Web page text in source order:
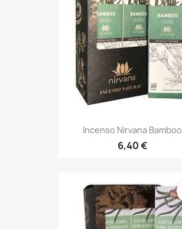
Incenso Nirvana Bamboo
6,40 €